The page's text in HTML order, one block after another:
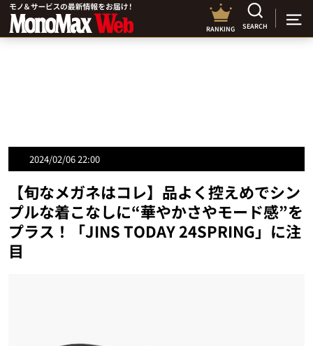
RANKING SEARCH
2024/02/06 22:00
【旬なメガネはコレ】品よく控えめでシン
プルな着こなしに“華やかさやモード感”を
プラス！「JINS TODAY 24SPRING」に注
目